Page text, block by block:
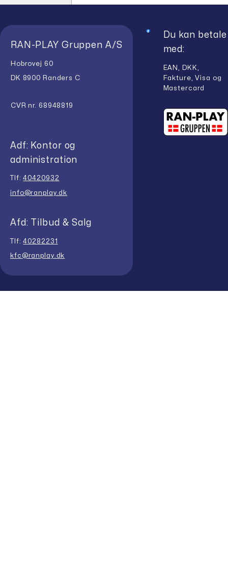
RAN-PLAY Gruppen A/S
Hobrovej 60
DK 8900 Randers C
CVR nr. 68948819
Adf: Kontor og
administration
Tlf:40420932
info@ranplay.dk
Afd: Tilbud & Salg
Tlf:40282231
kfc@ranplay.dk
Du kan betale
med:
EAN, DKK,
Fakture, Visa og
Mastercard